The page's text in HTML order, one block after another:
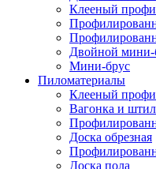
Клееный
Двойной мини-
Мини-брус
Пиломатериалы
Клееный
Вагонка и
Доска обрезная
Доска пола